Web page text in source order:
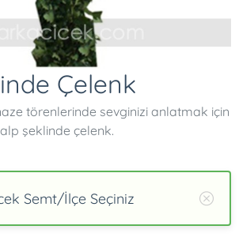
Çelenk
törenlerinde sevginizi anlatmak için
şeklinde çelenk.
Semt/İlçe Seçiniz